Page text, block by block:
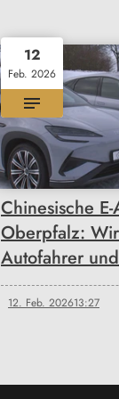
12
Feb. 2026
Chinesische
Oberpfalz:
Autofahrer
12. Feb. 202613:27